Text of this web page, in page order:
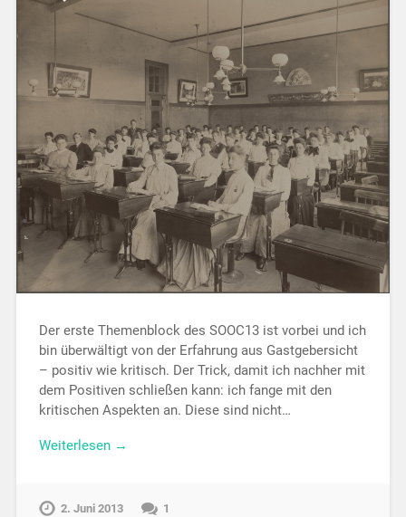
Der erste Themenblock des SOOC13 ist vorbei und ich
bin überwältigt von der Erfahrung aus Gastgebersicht
– positiv wie kritisch. Der Trick, damit ich nachher mit
dem Positiven schließen kann: ich fange mit den
kritischen Aspekten an. Diese sind nicht…
Weiterlesen →
2. Juni 2013 1